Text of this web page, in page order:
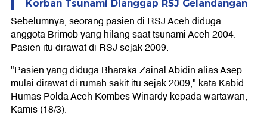
Korban Tsunami Dianggap RSJ Gelandangan
Sebelumnya, seorang pasien di RSJ Aceh diduga
anggota Brimob yang hilang saat tsunami Aceh 2004.
Pasien itu dirawat di RSJ sejak 2009.
"Pasien yang diduga Bharaka Zainal Abidin alias Asep
mulai dirawat di rumah sakit itu sejak 2009," kata Kabid
Humas Polda Aceh Kombes Winardy kepada wartawan,
Kamis (18/3).